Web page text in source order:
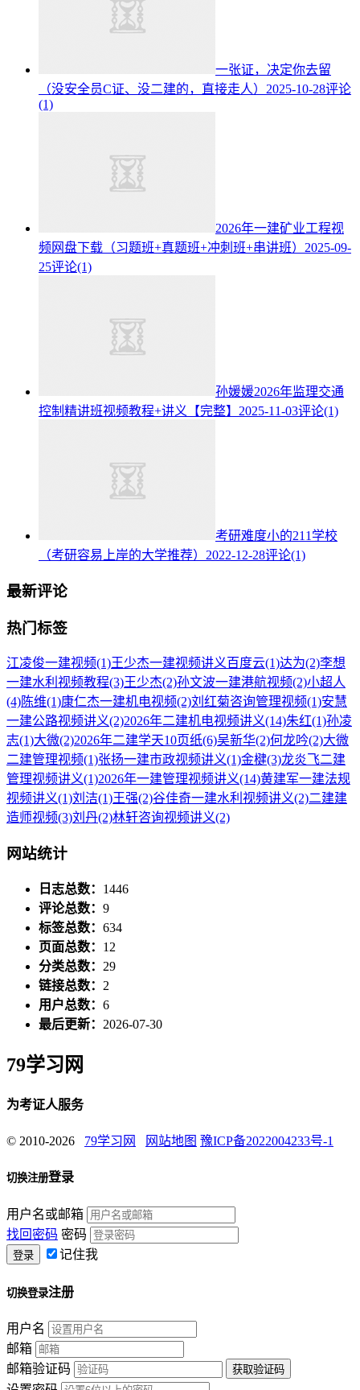
一张证，决定你去留
（没安全员C证、没二建的，直接走人） 2025-10-28评论
(1)
2026年一建矿业工程视
频网盘下载（习题班+真题班+冲刺班+串讲班） 2025-09-
25评论(1)
孙媛媛2026年监理交通
控制精讲班视频教程+讲义【完整】 2025-11-03评论(1)
考研难度小的211学校
（考研容易上岸的大学推荐） 2022-12-28评论(1)
最新评论
热门标签
江凌俊一建视频(1)王少杰一建视频讲义百度云(1)达为(2)李想
一建水利视频教程(3)王少杰(2)孙文波一建港航视频(2)小超人
(4)陈维(1)康仁杰一建机电视频(2)刘红菊咨询管理视频(1)安慧
一建公路视频讲义(2)2026年二建机电视频讲义(14)朱红(1)孙凌
志(1)大微(2)2026年二建学天10页纸(6)吴新华(2)何龙吟(2)大微
二建管理视频(1)张扬一建市政视频讲义(1)金楗(3)龙炎飞二建
管理视频讲义(1)2026年一建管理视频讲义(14)黄建军一建法规
视频讲义(1)刘洁(1)王强(2)谷佳奇一建水利视频讲义(2)二建建
造师视频(3)刘丹(2)林轩咨询视频讲义(2)
网站统计
日志总数： 1446
评论总数： 9
标签总数： 634
页面总数： 12
分类总数： 29
链接总数： 2
用户总数： 6
最后更新： 2026-07-30
79学习网
为考证人服务
© 2010-2026 79学习网 网站地图 豫ICP备2022004233号-1
切换注册登录
用户名或邮箱
找回密码 密码
记住我
切换登录注册
用户名
邮箱
邮箱验证码